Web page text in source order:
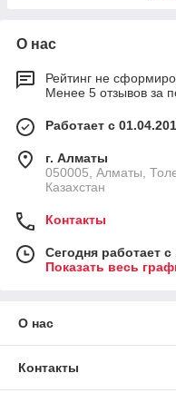
О нас
Рейтинг не
Менее 5 отзывов за
Работает с
г. Алматы
050005, Алматы,
Казахстан
Контакты
Сегодня работает
Показать весь
О нас
Контакты